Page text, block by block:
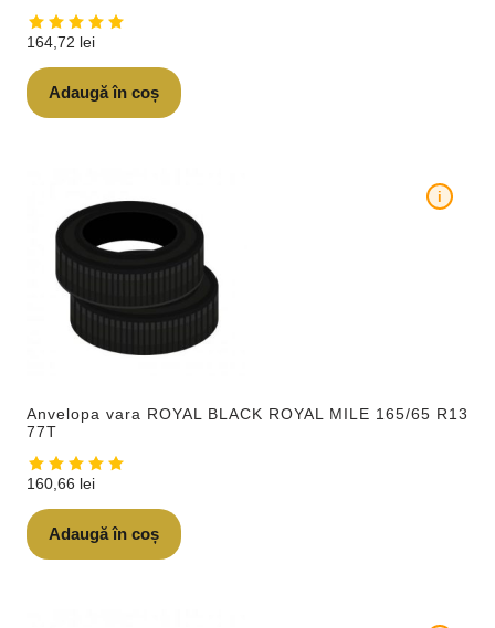
164,72 lei
Adaugă în coș
Anvelopa vara ROYAL BLACK ROYAL MILE 165/65 R13
77T
i
160,66 lei
Adaugă în coș